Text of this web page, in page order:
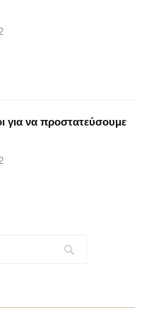
για να προστατεύσουμε